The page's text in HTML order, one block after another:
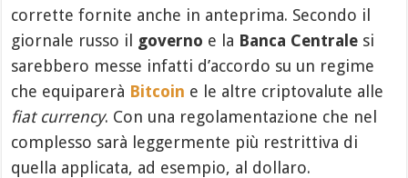
corrette fornite anche in anteprima. Secondo il
giornale russo il governo e la Banca Centrale si
sarebbero messe infatti d’accordo su un regime
che equiparerà Bitcoin e le altre criptovalute alle
fiat currency. Con una regolamentazione che nel
complesso sarà leggermente più restrittiva di
quella applicata, ad esempio, al dollaro.